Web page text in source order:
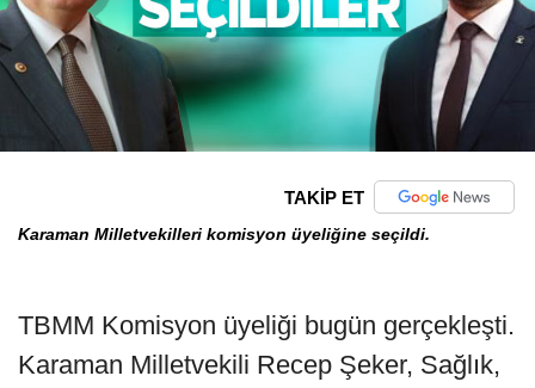
TAKİP ET
Karaman Milletvekilleri komisyon üyeliğine seçildi.
TBMM Komisyon üyeliği bugün gerçekleşti.
Karaman Milletvekili Recep Şeker, Sağlık,